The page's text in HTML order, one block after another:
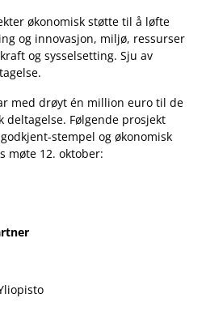
økonomisk støtte til å løfte
og innovasjon, miljø, ressurser
og sysselsetting. Sju av
med drøyt én million euro til de
deltagelse. Følgende prosjekt
stempel og økonomisk
møte 12. oktober: